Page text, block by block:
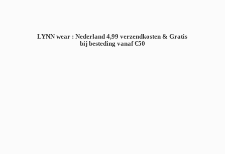
LYNN wear : Nederland 4,99 verzendkosten & Gratis
bij besteding vanaf €50